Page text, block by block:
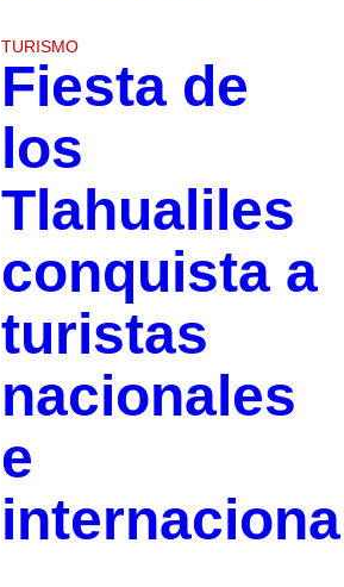
TURISMO
Fiesta de
los
Tlahualiles
conquista a
turistas
nacionales
e